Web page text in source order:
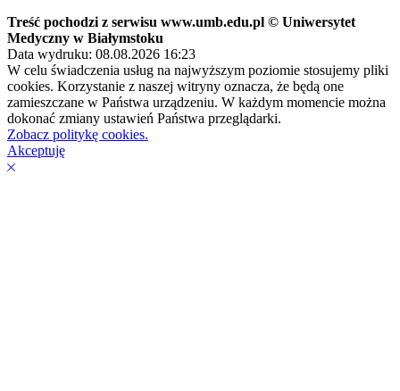
Treść pochodzi z serwisu www.umb.edu.pl © Uniwersytet
Medyczny w Białymstoku
Data wydruku: 08.08.2026 16:23
W celu świadczenia usług na najwyższym poziomie stosujemy pliki
cookies. Korzystanie z naszej witryny oznacza, że będą one
zamieszczane w Państwa urządzeniu. W każdym momencie można
dokonać zmiany ustawień Państwa przeglądarki.
Zobacz politykę cookies.
Akceptuję